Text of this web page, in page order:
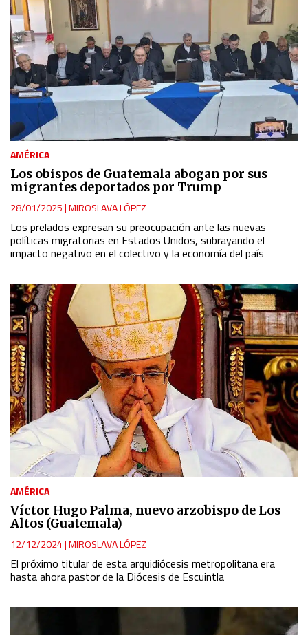
AMÉRICA
Los obispos de Guatemala abogan por sus
migrantes deportados por Trump
28/01/2025|MIROSLAVA LÓPEZ
Los prelados expresan su preocupación ante las nuevas
políticas migratorias en Estados Unidos, subrayando el
impacto negativo en el colectivo y la economía del país
AMÉRICA
Víctor Hugo Palma, nuevo arzobispo de Los
Altos (Guatemala)
12/12/2024|MIROSLAVA LÓPEZ
El próximo titular de esta arquidiócesis metropolitana era
hasta ahora pastor de la Diócesis de Escuintla